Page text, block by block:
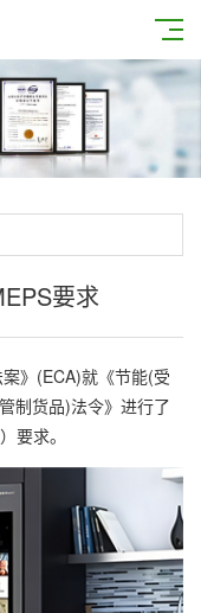
要求
》(ECA)就《节能(受
制货品)法令》进行了
要求。